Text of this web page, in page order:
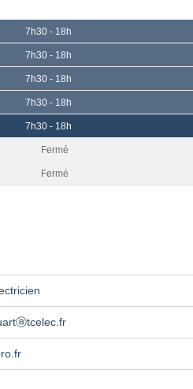
7h30 - 18h
7h30 - 18h
7h30 - 18h
7h30 - 18h
7h30 - 18h
Fermé
Fermé